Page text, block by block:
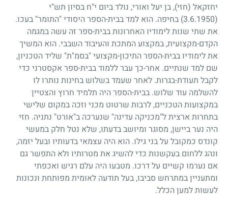
יחזקאל (חזי), בן יעל ואורי, נולד ביום י"ח בסיון תש"י
(3.6.1950)
בחיפה. הוא למד בבית-הספר היסודי "התומר" בעכו.
את שתי שנות לימודיו האחרונות בבית-ספר זה עשה במגמה
הקדם-מקצועית, במקצוע המתכת והעיבוד השבבי. הוא המשיך
את לימודיו בבית-הספר התיכון-מקצועי "בסמ"ת" שליד הטכניון,
שם למד שנתיים. אחר-כך עבר ללמוד בבית-ספר אקסטרני כדי
לקבל תעודת-בגרות. לאחר שעמד בשלוש בחינות נותרו לו
להשלמה עוד שלוש. בבית-הספר היה תלמיד חרוץ והצטיין
במקצועות הטכניים, לרבות שרטוט מכני וזכה במקום שלישי
בתחרות ארצית ל"מכניקה עדינה" שנערכה ב"אורט" נתניה. חזי
היה נער ביישן, מסוגר ומיושב בדעתו, שלא נטל חלק במעשי
קונדס כמקובל על בני גילו. הוא היה עצמאי בדעותיו ובעל יזמה,
ונהג ללחום בעקשנות כדי להשיג את מטרותיו ולא התפשר גם
אם נערמו קשיים על דרכו. מטבעו היה עלם רגיש ואכפתי
ומתעניין במתרחש סביבו, בעל תודעה לאומית מפותחת ונכונות
לעשות למען הכלל.